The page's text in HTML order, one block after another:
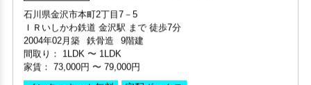
部屋号数 401号室
家賃 31,000円・共益費 5,000円
階数 4階
間取り 1R(ワンルーム)・専有面積 20.53㎡
敷金 - ・礼金 -
部屋号数 902号室
家賃 175,000円・共益費 10,000円
階数 9階
間取り 1LDK・専有面積 85㎡
敷金 2ヶ月 ・礼金 2ヶ月
ＩＲいしかわ鉄道 金沢駅 まで 徒歩7分
2004年02月築
鉄骨造
9階建
間取り： 1LDK 〜 1LDK
家賃： 73,000円 〜 79,000円
インターネット無料 宅配ボックス